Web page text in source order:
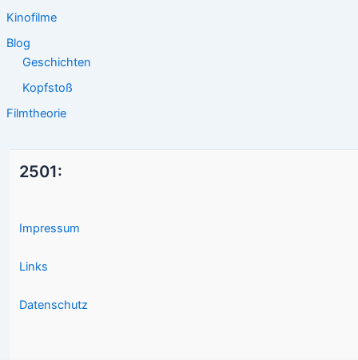
Kinofilme
Blog
Geschichten
Kopfstoß
Filmtheorie
2501:
Impressum
Links
Datenschutz